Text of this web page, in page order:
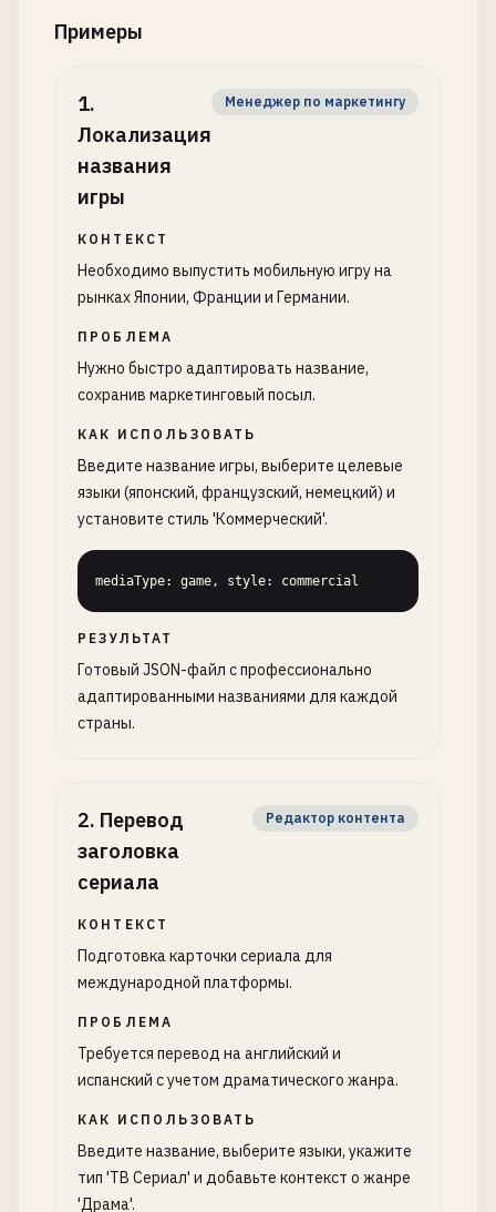
Примеры
1.
Локализация
названия
игры
Менеджер по маркетингу
КОНТЕКСТ
Необходимо выпустить мобильную игру на
рынках Японии, Франции и Германии.
ПРОБЛЕМА
Нужно быстро адаптировать название,
сохранив маркетинговый посыл.
КАК ИСПОЛЬЗОВАТЬ
Введите название игры, выберите целевые
языки (японский, французский, немецкий) и
установите стиль 'Коммерческий'.
mediaType: game, style: commercial
РЕЗУЛЬТАТ
Готовый JSON-файл с профессионально
адаптированными названиями для каждой
страны.
2. Перевод
заголовка
сериала
Редактор контента
КОНТЕКСТ
Подготовка карточки сериала для
международной платформы.
ПРОБЛЕМА
Требуется перевод на английский и
испанский с учетом драматического жанра.
КАК ИСПОЛЬЗОВАТЬ
Введите название, выберите языки, укажите
тип 'ТВ Сериал' и добавьте контекст о жанре
'Драма'.